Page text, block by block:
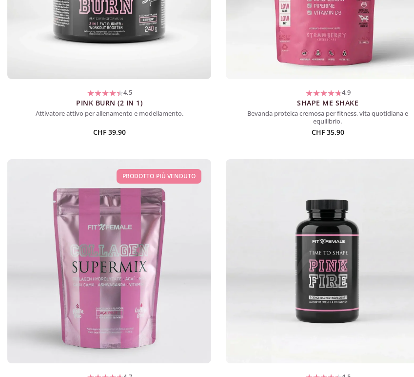
4,5
PINK BURN (2 IN 1)
Attivatore attivo per allenamento e modellamento.
CHF39.90
4,9
SHAPE ME SHAKE
Bevanda proteica cremosa per fitness, vita quotidiana e
equilibrio.
CHF35.90
PRODOTTO PIÙ VENDUTO